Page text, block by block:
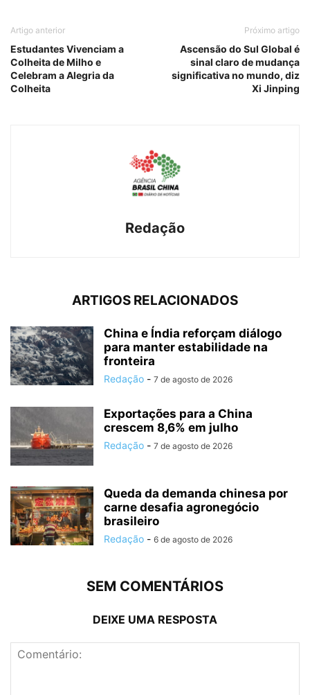
Artigo anterior
Estudantes Vivenciam a
Colheita de Milho e
Celebram a Alegria da
Colheita
Próximo artigo
Ascensão do Sul Global é
sinal claro de mudança
significativa no mundo, diz
Xi Jinping
Redação
ARTIGOS RELACIONADOS
China e Índia reforçam diálogo
para manter estabilidade na
fronteira
Redação - 7 de agosto de 2026
Exportações para a China
crescem 8,6% em julho
Redação - 7 de agosto de 2026
Queda da demanda chinesa por
carne desafia agronegócio
brasileiro
Redação - 6 de agosto de 2026
SEM COMENTÁRIOS
DEIXE UMA RESPOSTA